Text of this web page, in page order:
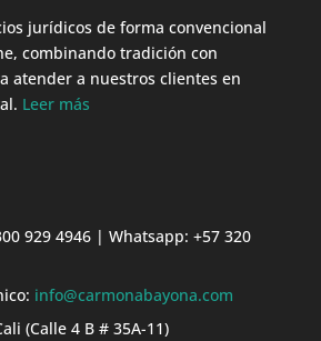
jurídicos de forma convencional
combinando tradición con
atender a nuestros clientes en
Leer más
929 4946 | Whatsapp: +57 320
info@carmonabayona.com
(Calle 4 B # 35A-11)